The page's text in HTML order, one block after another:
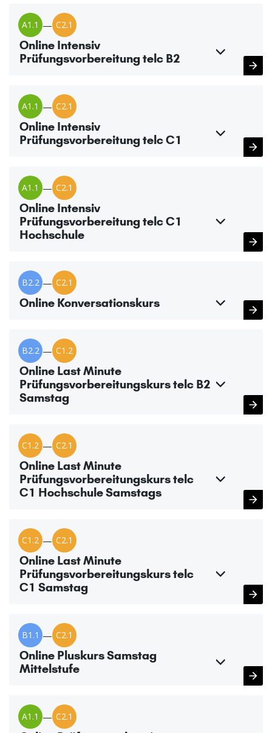
A1.1 — C2.1
Online Intensiv
Prüfungsvorbereitung telc B2
A1.1 — C2.1
Online Intensiv
Prüfungsvorbereitung telc C1
A1.1 — C2.1
Online Intensiv
Prüfungsvorbereitung telc C1
Hochschule
B2.2 — C2.1
Online Konversationskurs
B2.2 — C1.2
Online Last Minute
Prüfungsvorbereitungskurs telc B2
Samstag
C1.2 — C2.1
Online Last Minute
Prüfungsvorbereitungskurs telc
C1 Hochschule Samstags
C1.2 — C2.1
Online Last Minute
Prüfungsvorbereitungskurs telc
C1 Samstag
B1.1 — C2.1
Online Pluskurs Samstag
Mittelstufe
A1.1 — C2.1